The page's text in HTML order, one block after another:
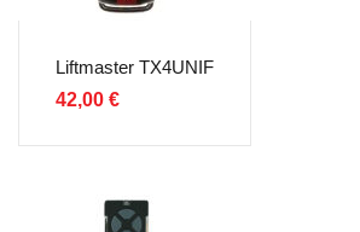
Liftmaster TX4UNIF
42,00 €